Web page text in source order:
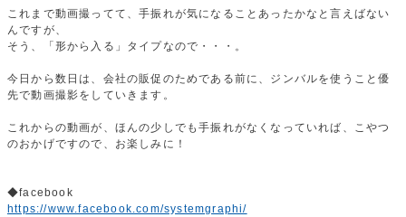
これまで動画撮ってて、手振れが気になることあったかなと言えばない
んですが、
そう、「形から入る」タイプなので・・・。
今日から数日は、会社の販促のためである前に、ジンバルを使うこと優
先で動画撮影をしていきます。
これからの動画が、ほんの少しでも手振れがなくなっていれば、こやつ
のおかげですので、お楽しみに！
◆facebook
https://www.facebook.com/systemgraphi/